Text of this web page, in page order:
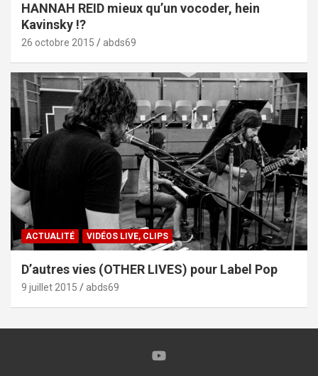
HANNAH REID mieux qu’un vocoder, hein
Kavinsky !?
26 octobre 2015 abds69
ACTUALITÉ VIDÉOS LIVE, CLIPS
D’autres vies (OTHER LIVES) pour Label Pop
9 juillet 2015 abds69